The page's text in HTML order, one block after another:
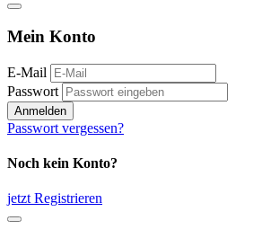
Mein Konto
E-Mail
Passwort
Anmelden
Passwort vergessen?
Noch kein Konto?
jetzt Registrieren